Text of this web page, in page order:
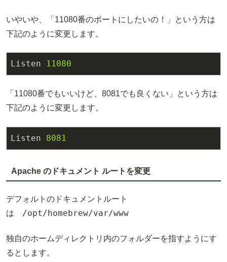
いやいや、「11080番のポートにしたいの！」という方は
下記のように変更します。
Listen 11080
「11080番でもいいけど、8081でも良くない」という方は
下記のように変更します。
Listen 8081
Apache のドキュメント ルートを変更
デフォルトのドキュメントルート
は
/opt/homebrew/var/www
独自のホームディレクトリ内のフォルダーを指すようにす
るとします。